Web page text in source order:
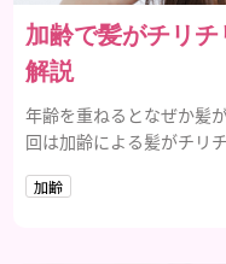
加齢で髪がチリ
解説
年齢を重ねるとなぜか髪
回は加齢による髪がチリ
加齢